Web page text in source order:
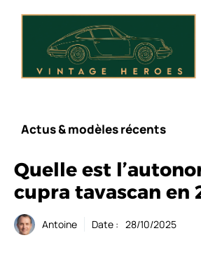
Actus & modèles récents
Quelle est
cupra tavascan en
Antoine Date : 28/10/2025